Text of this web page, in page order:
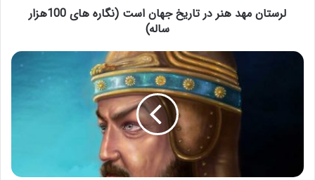
لرستان مهد هنر در تاریخ جهان است (نگاره های 100هزار
ساله)